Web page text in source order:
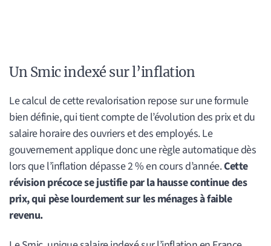
Un Smic indexé sur l’inflation
Le calcul de cette revalorisation repose sur une formule
bien définie, qui tient compte de l’évolution des prix et du
salaire horaire des ouvriers et des employés. Le
gouvernement applique donc une règle automatique dès
lors que l’inflation dépasse 2 % en cours d’année.Cette
révision précoce se justifie par la hausse continue des
prix, qui pèse lourdement sur les ménages à faible
revenu.